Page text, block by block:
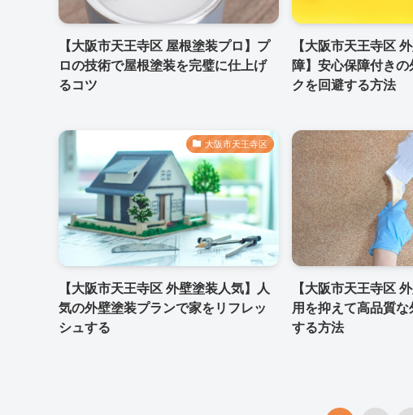
【大阪市天王寺区 屋根塗装プロ】プ
ロの技術で屋根塗装を完璧に仕上げ
るコツ
【大阪市天王寺区
障】安心保障付き
クを回避する方法
大阪市天王寺区
【大阪市天王寺区 外壁塗装人気】人
気の外壁塗装プランで家をリフレッ
シュする
【大阪市天王寺区
用を抑えて高品質
する方法